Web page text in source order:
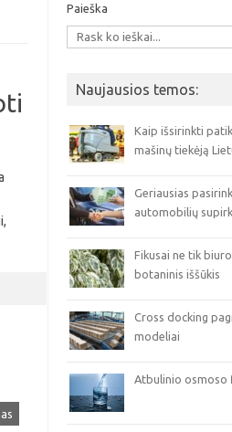
Paieška
Naujausios temos:
Kaip išsirinkti
mašinų tiekėją
Geriausias
automobilių
Fikusai ne tik
botaninis iššūkis
Cross docking
modeliai
Atbulinio osmoso